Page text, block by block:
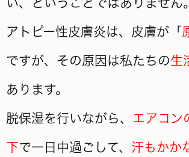
い、ということではありません。
アトピー性皮膚炎は、皮膚が「
ですが、その原因は私たちの生
あります。
脱保湿を行いながら、 エアコン
下で一日中過ごして、 汗もかか